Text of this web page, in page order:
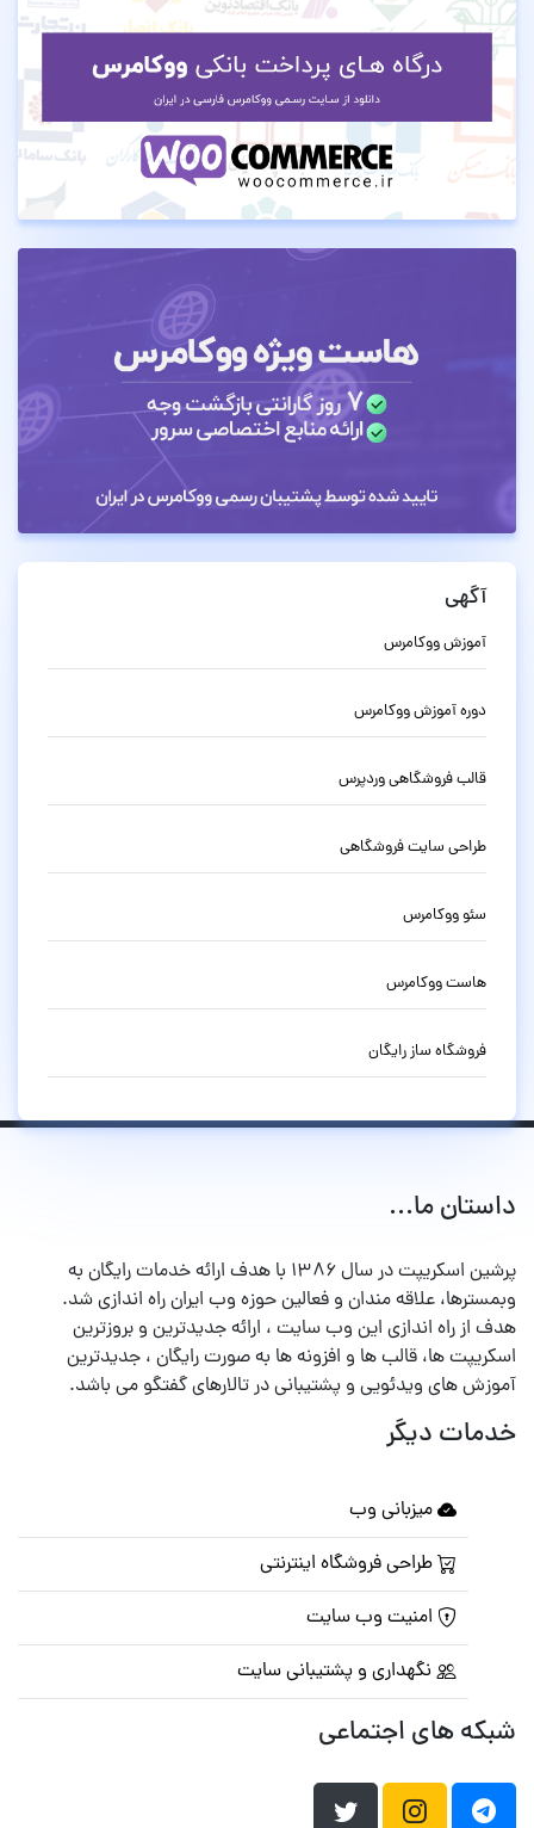
آگهی
آموزش ووکامرس
دوره آموزش ووکامرس
قالب فروشگاهی وردپرس
طراحی سایت فروشگاهی
سئو ووکامرس
هاست ووکامرس
فروشگاه ساز رایگان
داستان ما...
پرشین اسکریپت در سال ۱۳۸۶ با هدف ارائه خدمات رایگان به
وبمسترها، علاقه مندان و فعالین حوزه وب ایران راه اندازی شد.
هدف از راه اندازی این وب سایت ، ارائه جدیدترین و بروزترین
اسکریپت ها، قالب ها و افزونه ها به صورت رایگان ، جدیدترین
آموزش های ویدئویی و پشتیبانی در تالارهای گفتگو می باشد.
خدمات دیگر
میزبانی وب
طراحی فروشگاه اینترنتی
امنیت وب سایت
نگهداری و پشتیبانی سایت
شبکه های اجتماعی